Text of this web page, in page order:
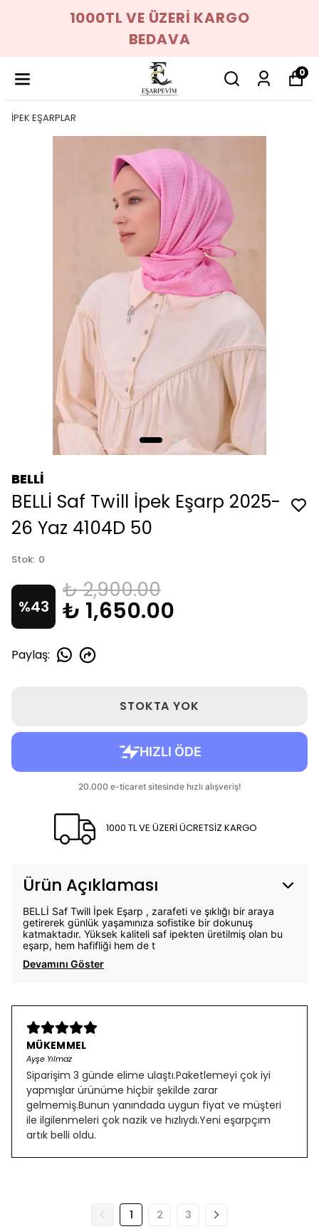
1000TL VE ÜZERİ KARGO
BEDAVA
0
İPEK EŞARPLAR
BELLİ
BELLİ Saf Twill İpek Eşarp 2025-
26 Yaz 4104D 50
Stok: 0
%43
₺ 2,900.00
₺ 1,650.00
Paylaş:
STOKTA YOK
1000 TL VE ÜZERİ ÜCRETSİZ KARGO
Ürün Açıklaması
BELLİ Saf Twill İpek Eşarp , zarafeti ve şıklığı bir araya
getirerek günlük yaşamınıza sofistike bir dokunuş
katmaktadır. Yüksek kaliteli saf ipekten üretilmiş olan bu
eşarp, hem hafifliği hem de t
Devamını Göster
MÜKEMMEL
Ayşe Yılmaz
Siparişim 3 günde elime ulaştı.Paketlemeyi çok iyi
yapmışlar ürünüme hiçbir şekilde zarar
gelmemiş.Bunun yanındada uygun fiyat ve müşteri
ile ilgilenmeleri çok nazik ve hızlıydı.Yeni eşarpçım
artık belli oldu.
1 2 3